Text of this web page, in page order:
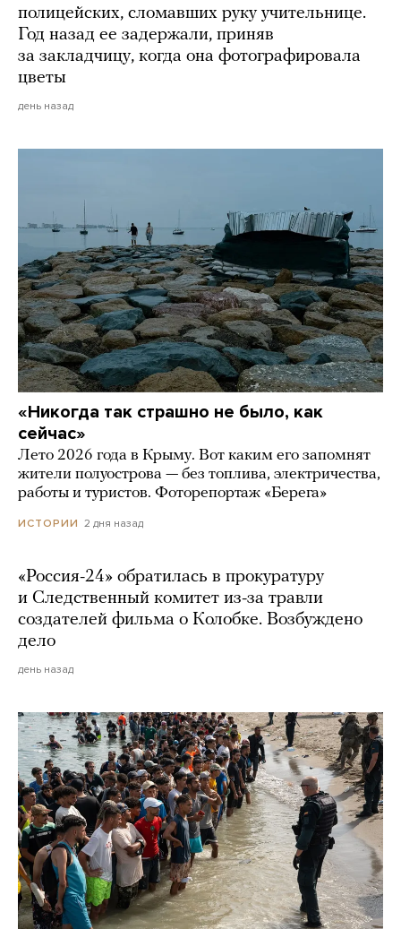
полицейских, сломавших руку учительнице.
Год назад ее задержали, приняв
за закладчицу, когда она фотографировала
цветы
день назад
«Никогда так страшно не было, как
сейчас»
Лето 2026 года в Крыму. Вот каким его запомнят
жители полуострова — без топлива, электричества,
работы и туристов. Фоторепортаж «Берега»
ИСТОРИИ 2 дня назад
«Россия-24» обратилась в прокуратуру
и Следственный комитет из-за травли
создателей фильма о Колобке. Возбуждено
дело
день назад